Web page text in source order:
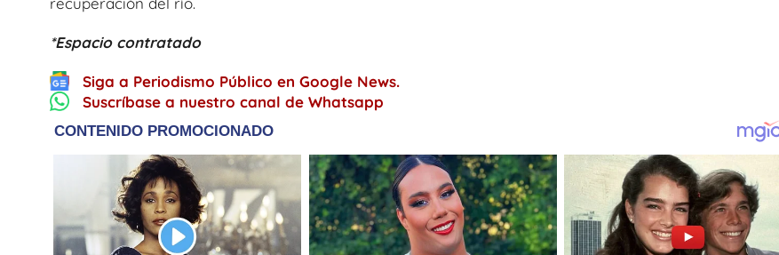
*Espacio contratado
Siga a Periodismo Público en Google News.
Suscríbase a nuestro canal de Whatsapp